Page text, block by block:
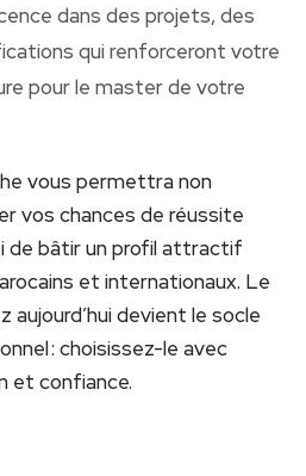
dans des projets, des
qui renforceront votre
pour le master de votre
vous permettra non
vos chances de réussite
de bâtir un profil attractif
et internationaux. Le
aujourd’hui devient le socle
: choisissez-le avec
et confiance.